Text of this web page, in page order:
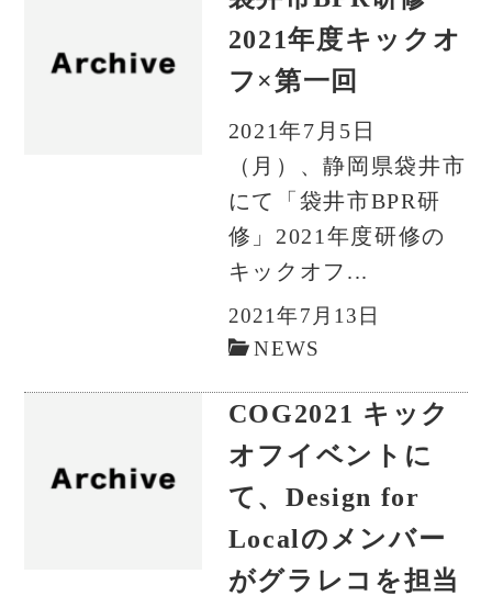
2021年度キックオ
フ×第一回
2021年7月5日
（月）、静岡県袋井市
にて「袋井市BPR研
修」2021年度研修の
キックオフ...
2021年7月13日
NEWS
COG2021 キック
オフイベントに
て、Design for
Localのメンバー
がグラレコを担当